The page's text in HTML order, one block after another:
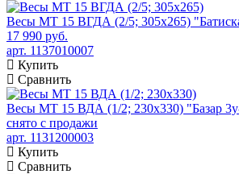
Весы МТ 15 ВГДА (2/5; 305х265)
17 990 руб.
арт. 1137010007
Купить
Сравнить
Весы МТ 15 ВДА (1/2; 230х330) "Базар
снято с продажи
арт. 1131200003
Купить
Сравнить